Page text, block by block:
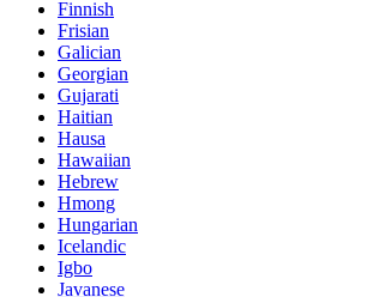
Finnish
Frisian
Galician
Georgian
Gujarati
Haitian
Hausa
Hawaiian
Hebrew
Hmong
Hungarian
Icelandic
Igbo
Javanese